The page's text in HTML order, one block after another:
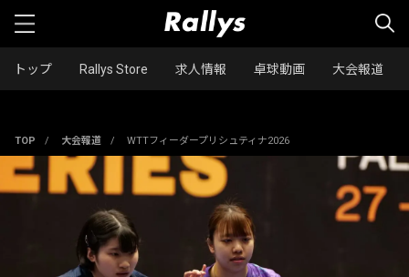
トップ Rallys Store 求人情報 卓球動画 大会報道
TOP / 大会報道 / WTTフィーダープリシュティナ2026